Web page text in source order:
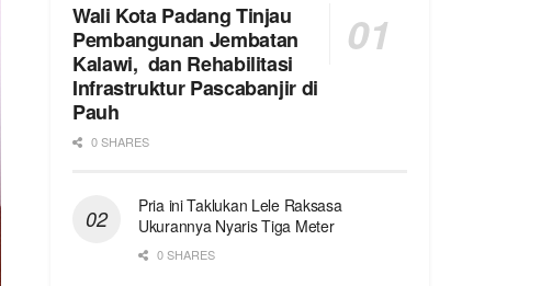
Wali Kota Padang Tinjau
Pembangunan Jembatan
Kalawi, dan Rehabilitasi
Infrastruktur Pascabanjir di
Pauh
0 SHARES
Pria ini Taklukan Lele Raksasa
Ukurannya Nyaris Tiga Meter
0 SHARES